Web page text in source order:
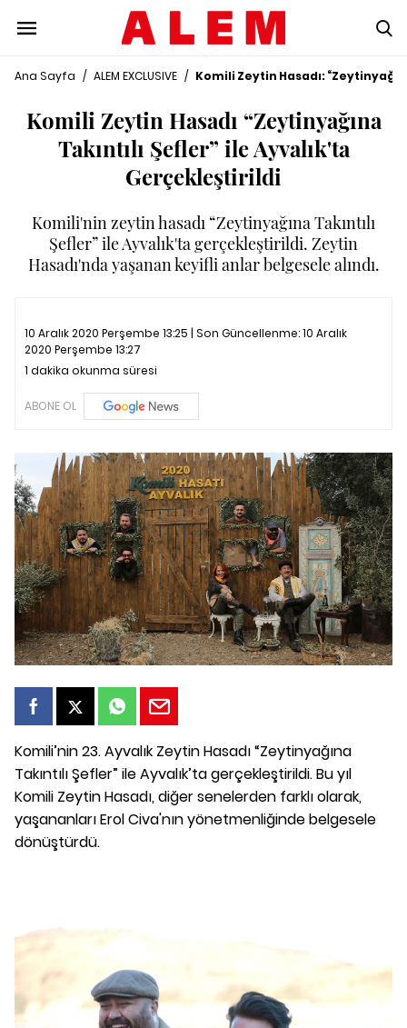
Ana Sayfa / ALEM EXCLUSIVE / Komili Zeytin Hasadı:
Komili Zeytin Hasadı “Zeytinyağına
Takıntılı Şefler” ile Ayvalık'ta
Gerçekleştirildi
Komili'nin zeytin hasadı “Zeytinyağına Takıntılı
Şefler” ile Ayvalık'ta gerçekleştirildi. Zeytin
Hasadı'nda yaşanan keyifli anlar belgesele alındı.
10 Aralık 2020 Perşembe 13:25 | Son Güncellenme:10 Aralık
2020 Perşembe 13:27
1 dakika okunma süresi
ABONE OL
Komili’nin 23. Ayvalık Zeytin Hasadı “Zeytinyağına
Takıntılı Şefler” ile Ayvalık’ta gerçekleştirildi. Bu yıl
Komili Zeytin Hasadı, diğer senelerden farklı olarak,
yaşananları Erol Civa'nın yönetmenliğinde belgesele
dönüştürdü.